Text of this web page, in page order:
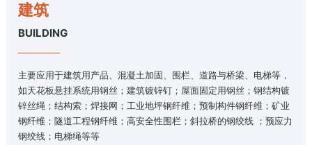
建筑
BUILDING
主要应用于建筑用产品、混凝土加固、围栏、道路与桥梁、电梯等，
如天花板悬挂系统用钢丝；建筑镀锌钉；屋面固定用钢丝；钢结构镀
锌丝绳；结构索；焊接网；工业地坪钢纤维；预制构件钢纤维；矿业
钢纤维；隧道工程钢纤维；高安全性围栏；斜拉桥的钢绞线 ；预应力
钢绞线；电梯绳等等